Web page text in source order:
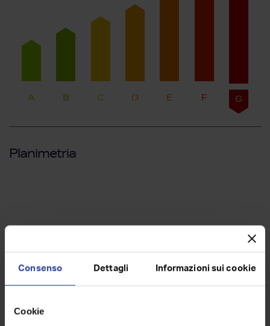
Consenso Dettagli Informazioni sui cookie
Cookie
A B C D E F G
Planimetria